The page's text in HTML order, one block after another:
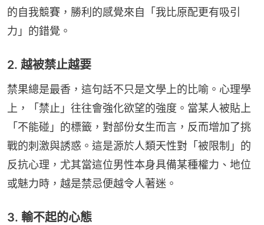
的自我競賽，勝利的感覺來自「我比原配更有吸引
力」的錯覺。
2. 越被禁止越要
禁果總是最香，這句話不只是文學上的比喻。心理學
上，「禁止」往往會強化欲望的強度。當某人被貼上
「不能碰」的標籤，對部份女生而言，反而增加了挑
戰的刺激與誘惑。這是源於人類天性對「被限制」的
反抗心理，尤其當這位男性本身具備某種權力、地位
或魅力時，越是禁忌便越令人著迷。
3. 輸不起的心態